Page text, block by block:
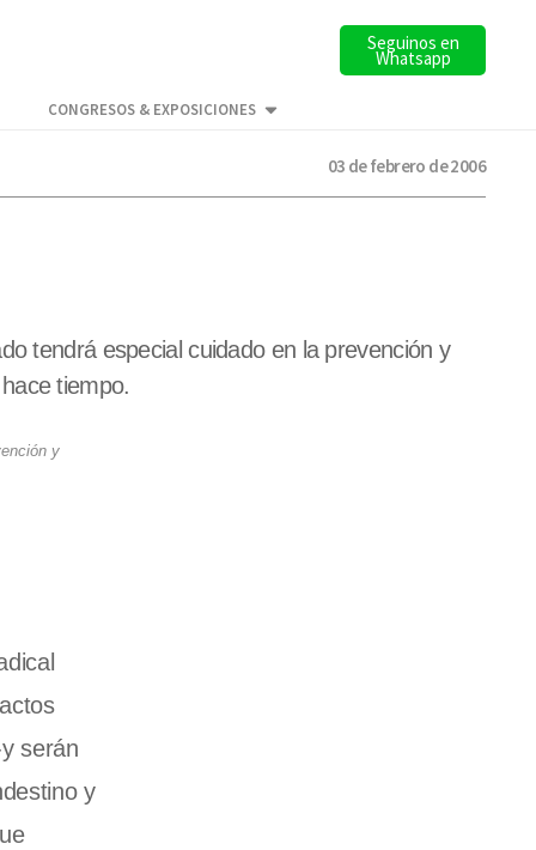
Seguinos en
Whatsapp
CONGRESOS & EXPOSICIONES
03 de febrero de 2006
tendrá especial cuidado en la prevención y
tiempo.
y
serán
y